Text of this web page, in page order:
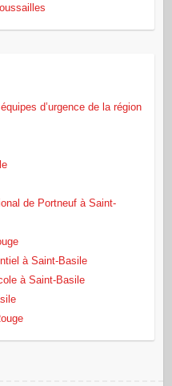
d’urgence de la région
de Portneuf à Saint-
à Saint‑Basile
à Saint‑Basile